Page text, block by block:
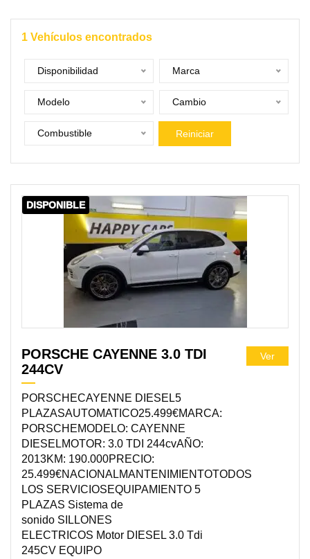
1 Vehículos encontrados
Disponibilidad Marca
Modelo Cambio
Combustible Reiniciar
DISPONIBLE
PORSCHE CAYENNE 3.0 TDI
244CV
PORSCHECAYENNE DIESEL5
PLAZASAUTOMATICO25.499€MARCA:
PORSCHEMODELO: CAYENNE
DIESELMOTOR: 3.0 TDI 244cvAÑO:
2013KM: 190.000PRECIO:
25.499€NACIONALMANTENIMIENTOTODOS
LOS SERVICIOSEQUIPAMIENTO 5
PLAZAS Sistema de
sonido SILLONES
ELECTRICOS Motor DIESEL 3.0 Tdi
245CV EQUIPO
Ver